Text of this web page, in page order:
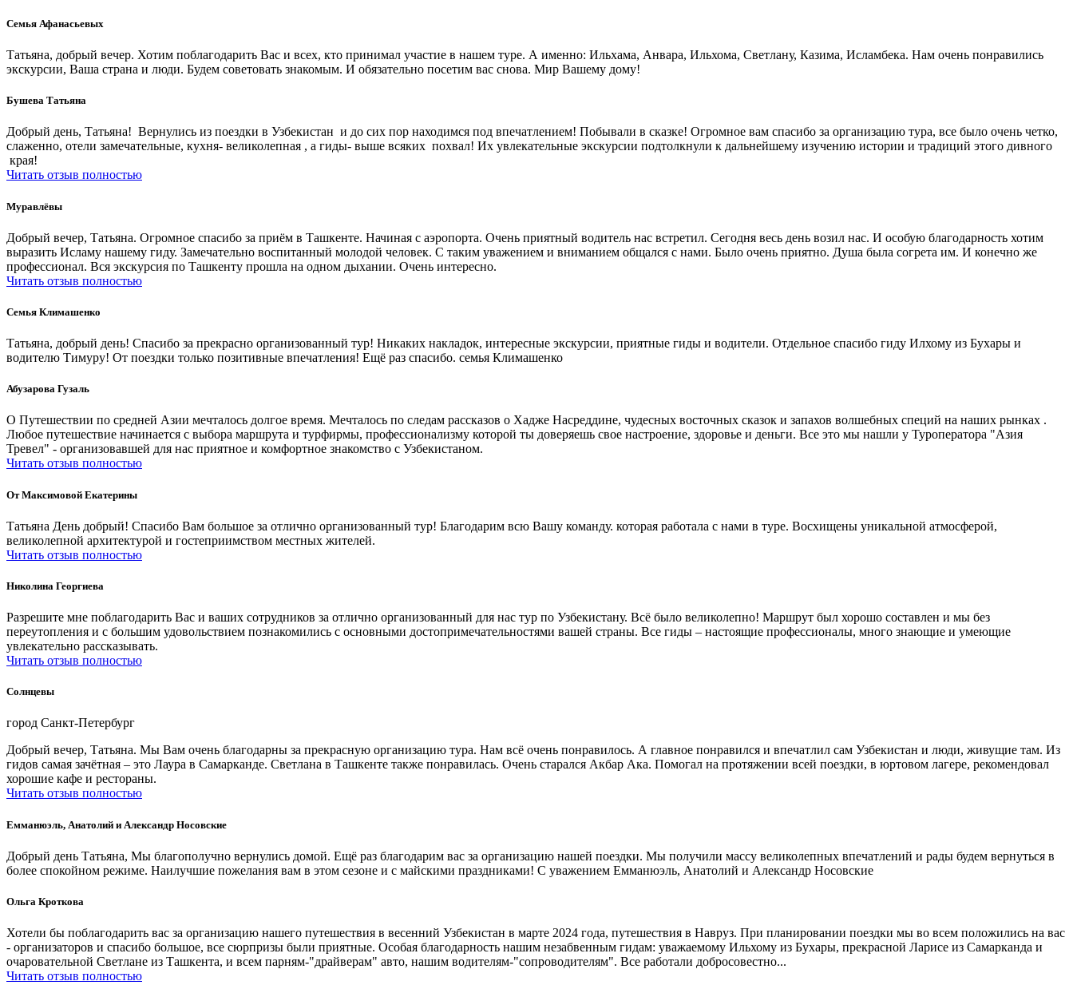
Семья Афанасьевых
Татьяна, добрый вечер. Хотим поблагодарить Вас и всех, кто принимал участие в нашем туре. А именно: Ильхама, Анвара, Ильхома, Светлану, Казима, Исламбека. Нам очень понравились
экскурсии, Ваша страна и люди. Будем советовать знакомым. И обязательно посетим вас снова. Мир Вашему дому!
Бушева Татьяна
Добрый день, Татьяна! Вернулись из поездки в Узбекистан и до сих пор находимся под впечатлением! Побывали в сказке! Огромное вам спасибо за организацию тура, все было очень четко,
слаженно, отели замечательные, кухня- великолепная , а гиды- выше всяких похвал! Их увлекательные экскурсии подтолкнули к дальнейшему изучению истории и традиций этого дивного
края!
Читать отзыв полностью
Муравлёвы
Добрый вечер, Татьяна. Огромное спасибо за приём в Ташкенте. Начиная с аэропорта. Очень приятный водитель нас встретил. Сегодня весь день возил нас. И особую благодарность хотим
выразить Исламу нашему гиду. Замечательно воспитанный молодой человек. С таким уважением и вниманием общался с нами. Было очень приятно. Душа была согрета им. И конечно же
профессионал. Вся экскурсия по Ташкенту прошла на одном дыхании. Очень интересно.
Читать отзыв полностью
Cемья Климашенко
Татьяна, добрый день! Спасибо за прекрасно организованный тур! Никаких накладок, интересные экскурсии, приятные гиды и водители. Отдельное спасибо гиду Илхому из Бухары и
водителю Тимуру! От поездки только позитивные впечатления! Ещё раз спасибо. семья Климашенко
Абузарова Гузаль
О Путешествии по средней Азии мечталось долгое время. Мечталось по следам рассказов о Хадже Насреддине, чудесных восточных сказок и запахов волшебных специй на наших рынках .
Любое путешествие начинается с выбора маршрута и турфирмы, профессионализму которой ты доверяешь свое настроение, здоровье и деньги. Все это мы нашли у Туроператора "Азия
Тревел" - организовавшей для нас приятное и комфортное знакомство с Узбекистаном.
Читать отзыв полностью
От Максимовой Екатерины
Татьяна День добрый! Спасибо Вам большое за отлично организованный тур! Благодарим всю Вашу команду. которая работала с нами в туре. Восхищены уникальной атмосферой,
великолепной архитектурой и гостеприимством местных жителей.
Читать отзыв полностью
Николина Георгиева
Разрешите мне поблагодарить Вас и ваших сотрудников за отлично организованный для нас тур по Узбекистану. Всë было великолепно! Маршрут был хорошо составлен и мы без
переутопления и с большим удовольствием познакомились с основными достопримечательностями вашей страны. Все гиды – настоящие профессионалы, много знающие и умеющие
увлекательно рассказывать.
Читать отзыв полностью
Солнцевы
город Санкт-Петербург
Добрый вечер, Татьяна. Мы Вам очень благодарны за прекрасную организацию тура. Нам всё очень понравилось. А главное понравился и впечатлил сам Узбекистан и люди, живущие там. Из
гидов самая зачётная – это Лаура в Самарканде. Светлана в Ташкенте также понравилась. Очень старался Акбар Ака. Помогал на протяжении всей поездки, в юртовом лагере, рекомендовал
хорошие кафе и рестораны.
Читать отзыв полностью
Емманюэль, Анатолий и Александр Носовские
Добрый день Татьяна, Мы благополучно вернулись домой. Ещё раз благодарим вас за организацию нашей поездки. Мы получили массу великолепных впечатлений и рады будем вернуться в
более спокойном режиме. Наилучшие пожелания вам в этом сезоне и с майскими праздниками! С уважением Емманюэль, Анатолий и Александр Носовские
Ольга Кроткова
Хотели бы поблагодарить вас за организацию нашего путешествия в весенний Узбекистан в марте 2024 года, путешествия в Навруз. При планировании поездки мы во всем положились на вас
- организаторов и спасибо большое, все сюрпризы были приятные. Особая благодарность нашим незабвенным гидам: уважаемому Ильхому из Бухары, прекрасной Ларисе из Самарканда и
очаровательной Светлане из Ташкента, и всем парням-"драйверам" авто, нашим водителям-"сопроводителям". Все работали добросовестно...
Читать отзыв полностью